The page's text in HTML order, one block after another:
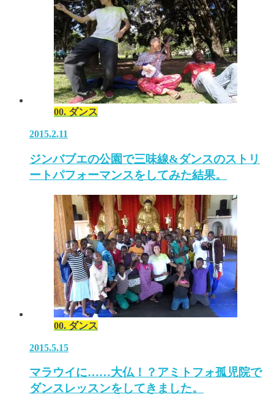
00. ダンス
2015.2.11
ジンバブエの公園で三味線&ダンスのストリ
ートパフォーマンスをしてみた結果。
00. ダンス
2015.5.15
マラウイに……大仏！？アミトフォ孤児院で
ダンスレッスンをしてきました。